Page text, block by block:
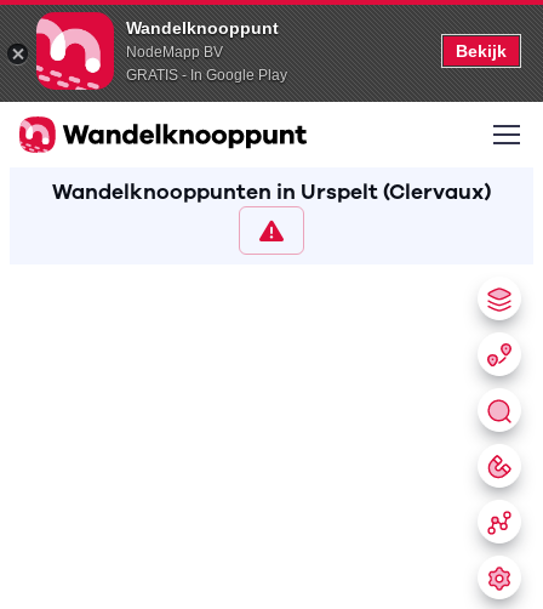
Wandelknooppunt
NodeMapp BV
GRATIS - In Google Play
Bekijk
Wandelknooppunten in Urspelt (Clervaux)